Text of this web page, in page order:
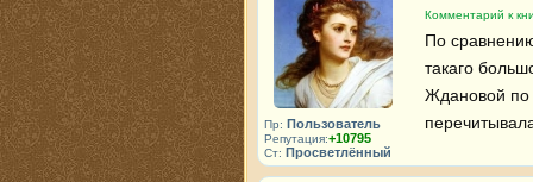
Пр: Пользователь
Репутация:+10795
Ст: Просветлённый
Комментарий к
По
такаго
Ждановой по